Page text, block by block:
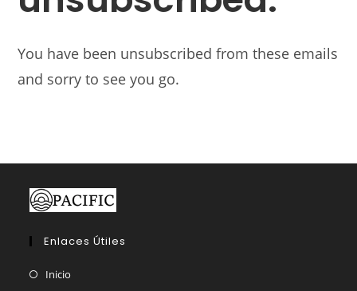
You have been unsubscribed from these emails
and sorry to see you go.
Enlaces Útiles
Inicio